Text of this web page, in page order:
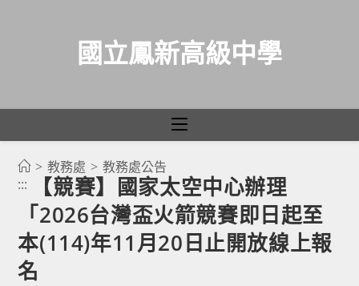
國立鳳新高級中學
> 教務處 > 教務處公告
:::
【競賽】國家太空中心辦理
「2026台灣盃火箭競賽即日起至
本(114)年11月20日止開放線上報
名